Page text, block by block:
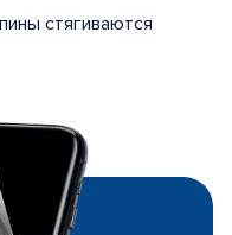
стягиваются